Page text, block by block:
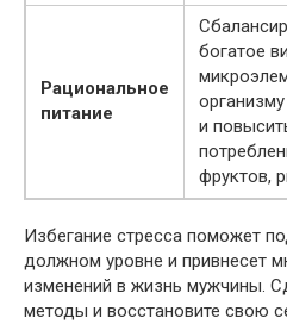
Рациональное
питание
богатое
и
фруктов,
Избегание стресса поможет
должном уровне и привнесет
изменений в жизнь мужчины.
методы и восстановите свою